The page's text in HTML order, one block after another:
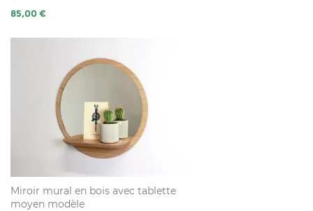
Prix
85,00 €
Miroir mural en bois avec tablette
moyen modèle